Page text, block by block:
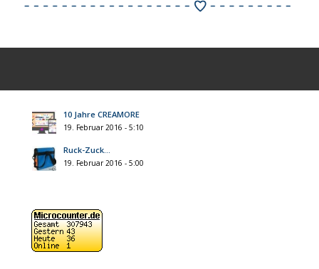
10 Jahre CREAMORE
19. Februar 2016 - 5:10
Ruck-Zuck…
19. Februar 2016 - 5:00